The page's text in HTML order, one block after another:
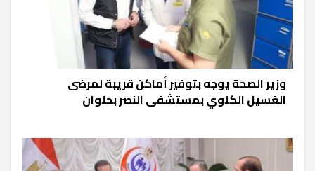
وزير الصحة يوجه بتوفير أماكن قريبة لمرضى
الغسيل الكلوي بمستشفى النصر بحلوان